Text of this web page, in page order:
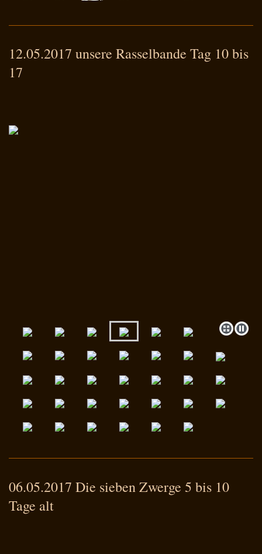
12.05.2017 unsere Rasselbande Tag 10 bis
17
06.05.2017 Die sieben Zwerge 5 bis 10
Tage alt